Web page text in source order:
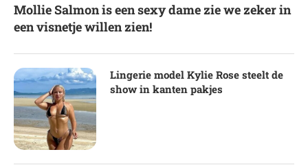
Mollie Salmon is een sexy dame zie we zeker in
een visnetje willen zien!
Lingerie model Kylie Rose steelt de
show in kanten pakjes